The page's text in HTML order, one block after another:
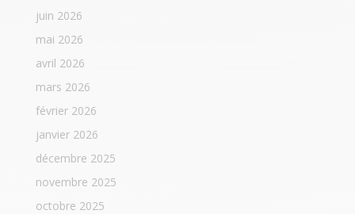
juin 2026
mai 2026
avril 2026
mars 2026
février 2026
janvier 2026
décembre 2025
novembre 2025
octobre 2025